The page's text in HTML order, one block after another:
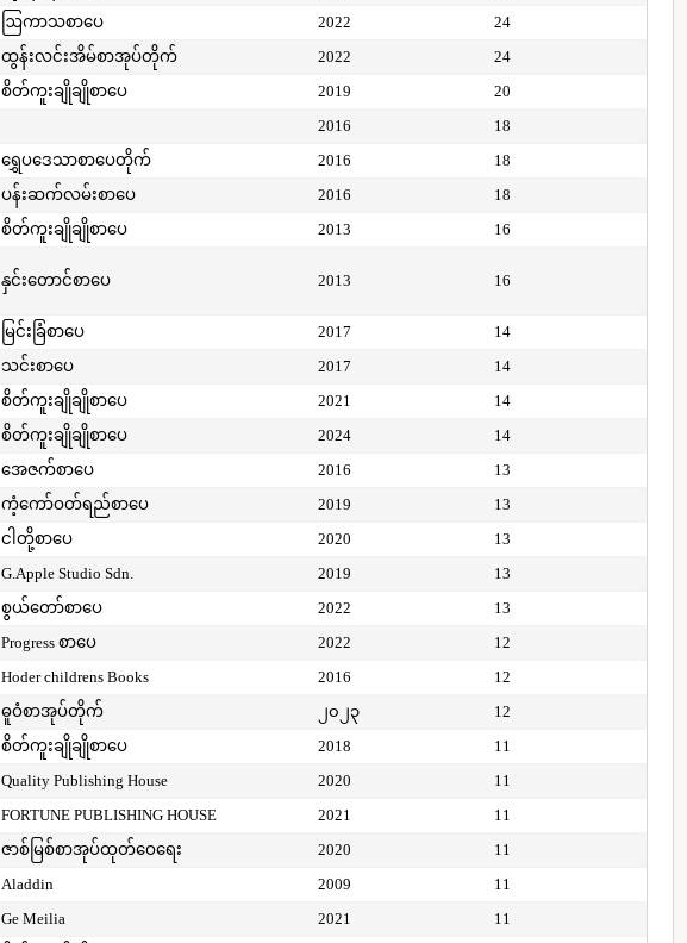
ဩကာသစာပေ 2022
24
ထွန်းလင်းအိမ်စာအုပ်တိုက် 2022
24
စိတ်ကူးချိုချိုစာပေ 2019
20
2016
18
ရွှေပဒေသာစာပေတိုက် 2016
18
ပန်းဆက်လမ်းစာပေ 2016
18
စိတ်ကူးချိုချိုစာပေ 2013 16
နှင်းတောင်စာပေ 2013 16
မြင်းခြံစာပေ 2017
14
သင်းစာပေ 2017
14
စိတ်ကူးချိုချိုစာပေ 2021
14
စိတ်ကူးချိုချိုစာပေ 2024
14
အေဇက်စာပေ 2016
13
ကံ့ကော်ဝတ်ရည်စာပေ 2019
13
ငါတို့စာပေ 2020
13
G.Apple Studio Sdn. 2019
13
စွယ်တော်စာပေ 2022
13
Progress စာပေ 2022
12
Hoder childrens Books 2016
12
ဓူဝံစာအုပ်တိုက် ၂၀၂၃
12
စိတ်ကူးချိုချိုစာပေ 2018
11
Quality Publishing House 2020
11
FORTUNE PUBLISHING HOUSE 2021
11
ဇာစ်မြစ်စာအုပ်ထုတ်ဝေရေး 2020
11
Aladdin 2009
11
Ge Meilia 2021
11